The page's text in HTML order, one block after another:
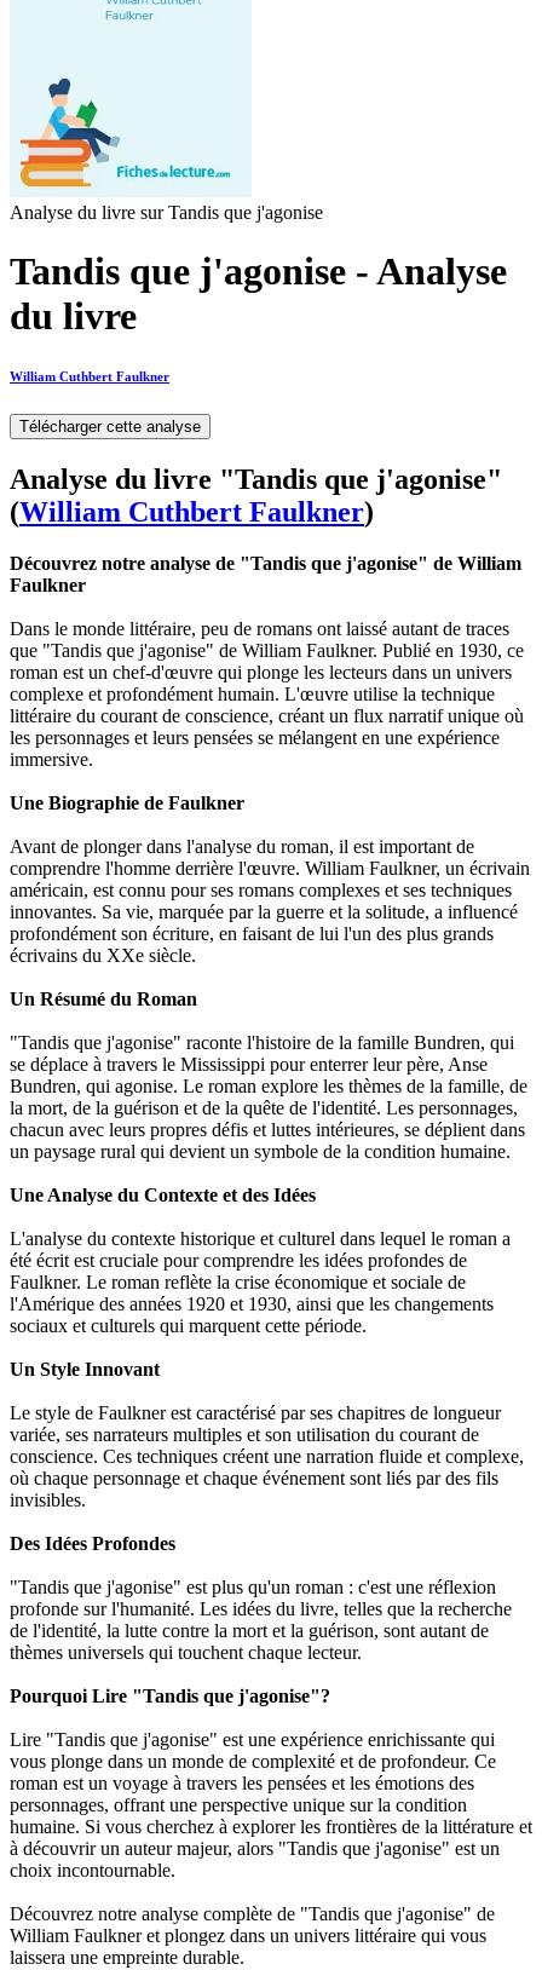
Analyse du livre sur Tandis que j'agonise
Tandis que j'agonise - Analyse
du livre
William Cuthbert Faulkner
Télécharger cette analyse
Analyse du livre "Tandis que j'agonise"
(William Cuthbert Faulkner)
Découvrez notre analyse de "Tandis que j'agonise" de William
Faulkner
Dans le monde littéraire, peu de romans ont laissé autant de traces
que "Tandis que j'agonise" de William Faulkner. Publié en 1930, ce
roman est un chef-d'œuvre qui plonge les lecteurs dans un univers
complexe et profondément humain. L'œuvre utilise la technique
littéraire du courant de conscience, créant un flux narratif unique où
les personnages et leurs pensées se mélangent en une expérience
immersive.
Une Biographie de Faulkner
Avant de plonger dans l'analyse du roman, il est important de
comprendre l'homme derrière l'œuvre. William Faulkner, un écrivain
américain, est connu pour ses romans complexes et ses techniques
innovantes. Sa vie, marquée par la guerre et la solitude, a influencé
profondément son écriture, en faisant de lui l'un des plus grands
écrivains du XXe siècle.
Un Résumé du Roman
"Tandis que j'agonise" raconte l'histoire de la famille Bundren, qui
se déplace à travers le Mississippi pour enterrer leur père, Anse
Bundren, qui agonise. Le roman explore les thèmes de la famille, de
la mort, de la guérison et de la quête de l'identité. Les personnages,
chacun avec leurs propres défis et luttes intérieures, se déplient dans
un paysage rural qui devient un symbole de la condition humaine.
Une Analyse du Contexte et des Idées
L'analyse du contexte historique et culturel dans lequel le roman a
été écrit est cruciale pour comprendre les idées profondes de
Faulkner. Le roman reflète la crise économique et sociale de
l'Amérique des années 1920 et 1930, ainsi que les changements
sociaux et culturels qui marquent cette période.
Un Style Innovant
Le style de Faulkner est caractérisé par ses chapitres de longueur
variée, ses narrateurs multiples et son utilisation du courant de
conscience. Ces techniques créent une narration fluide et complexe,
où chaque personnage et chaque événement sont liés par des fils
invisibles.
Des Idées Profondes
"Tandis que j'agonise" est plus qu'un roman : c'est une réflexion
profonde sur l'humanité. Les idées du livre, telles que la recherche
de l'identité, la lutte contre la mort et la guérison, sont autant de
thèmes universels qui touchent chaque lecteur.
Pourquoi Lire "Tandis que j'agonise"?
Lire "Tandis que j'agonise" est une expérience enrichissante qui
vous plonge dans un monde de complexité et de profondeur. Ce
roman est un voyage à travers les pensées et les émotions des
personnages, offrant une perspective unique sur la condition
humaine. Si vous cherchez à explorer les frontières de la littérature et
à découvrir un auteur majeur, alors "Tandis que j'agonise" est un
choix incontournable.
Découvrez notre analyse complète de "Tandis que j'agonise" de
William Faulkner et plongez dans un univers littéraire qui vous
laissera une empreinte durable.